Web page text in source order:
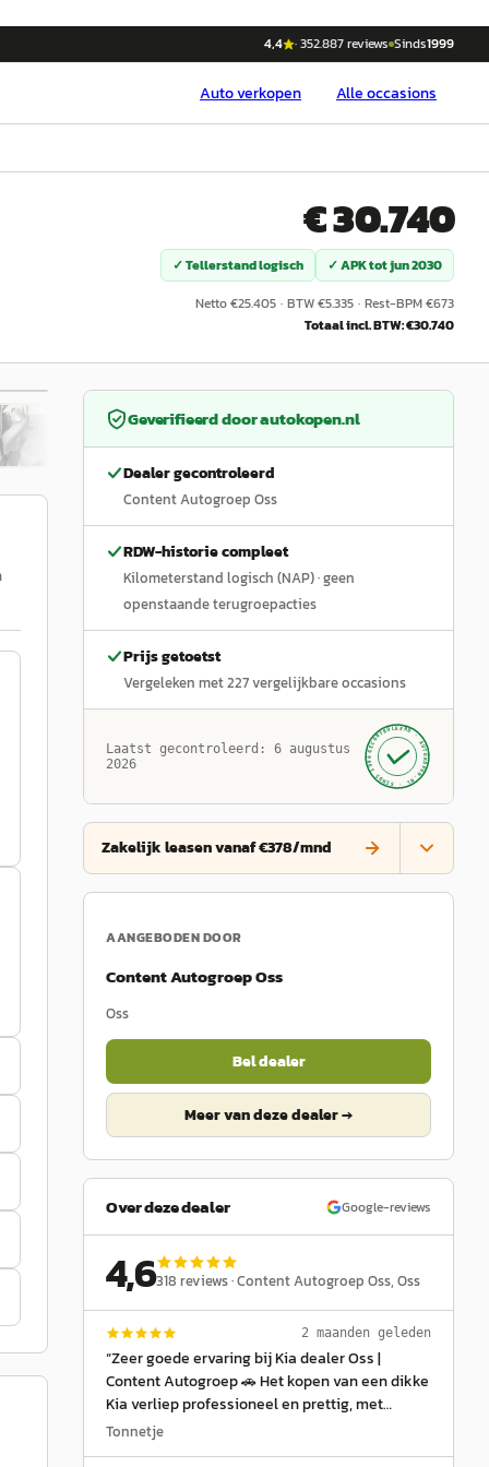
4,4 ·352.887reviews Sinds1999
Autoverkopen Alle occasions
€ 30.740
✓ Tellerstand logisch ✓ APK totjun 2030
Netto €25.405 · BTW €5.335 · Rest-BPM €673
Totaal incl. BTW: €30.740
/31
Geverifieerd doorautokopen.nl
Dealer gecontroleerd
Content Autogroep Oss
RDW-historie compleet
Kilometerstand logisch (NAP)· geen
openstaande terugroepacties
Prijs getoetst
Vergeleken met227vergelijkbare occasions
Laatst gecontroleerd: 6 augustus
2026
GECONTROLEERD ·
AUTOKOPEN.NL
· SINDS 1999 ·
Zakelijk leasen vanaf €378/mnd
AANGEBODEN DOOR
Content Autogroep Oss
Oss
Bel dealer
Meer van deze dealer →
Over deze dealer Google-reviews
4,6318 reviews ·Content Autogroep Oss, Oss
2 maanden geleden
“Zeer goede ervaring bij Kia dealer Oss |
Content Autogroep 🚗 Het kopen van een dikke
Kia verliep professioneel en prettig, met
duidelijke uitleg van de verkoper en een
Tonnetje